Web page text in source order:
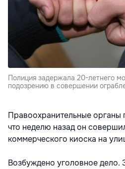
Полиция задержала 20-летнего
подозрению в совершении
Правоохранительные органы
что неделю назад он
коммерческого киоска на
Возбуждено уголовное дело.